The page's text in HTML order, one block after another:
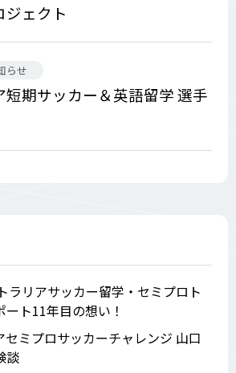
ジェクト
らせ
短期サッカー＆英語留学 選手
ラリアサッカー留学・セミプロト
ト11年目の想い！
セミプロサッカーチャレンジ 山口
談